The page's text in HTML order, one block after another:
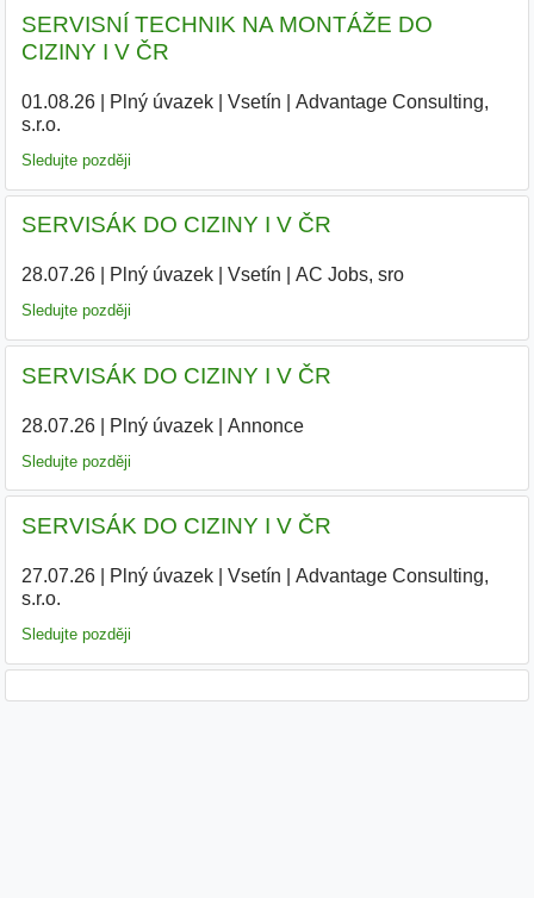
SERVISNÍ TECHNIK NA MONTÁŽE DO
CIZINY I V ČR
01.08.26| Plný úvazek| Vsetín
Advantage Consulting,
s.r.o.
Sledujte později
SERVISÁK DO CIZINY I V ČR
28.07.26| Plný úvazek| Vsetín AC Jobs, sro|
Sledujte později
SERVISÁK DO CIZINY I V ČR
28.07.26| Plný úvazek| Annonce
Sledujte později
SERVISÁK DO CIZINY I V ČR
27.07.26| Plný úvazek| Vsetín
Advantage Consulting,
s.r.o.
Sledujte později